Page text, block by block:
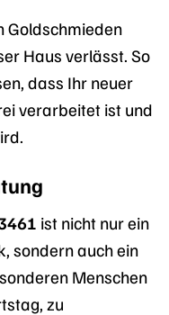
Goldschmieden
Haus verlässt. So
dass Ihr neuer
verarbeitet ist und
ist nicht nur ein
sondern auch ein
Menschen
zu